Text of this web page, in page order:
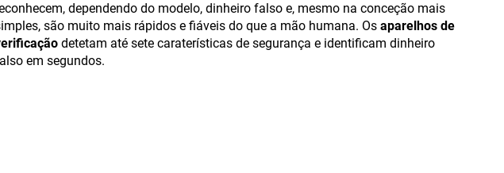
dependendo do modelo, dinheiro falso e, mesmo na conceção mais
são muito mais rápidos e fiáveis do que a mão humana. Os aparelhos de
detetam até sete caraterísticas de segurança e identificam dinheiro
em segundos.